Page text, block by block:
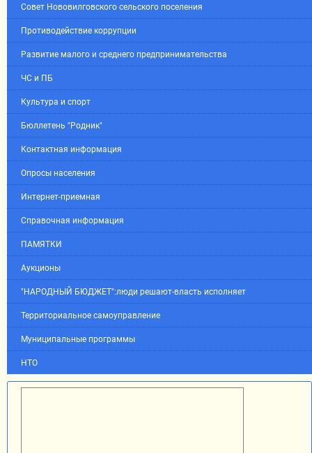
Совет Нововилговского сельского поселения
Противодействие коррупции
Развитие малого и среднего предпринимательства
ЧС и ПБ
Культура и спорт
Бюллетень "Родник"
Контактная информация
Опросы населения
Интернет-приемная
Справочная информация
ПАМЯТКИ
Аукционы
"НАРОДНЫЙ БЮДЖЕТ":люди решают-власть исполняет
Территориальное самоуправление
Муниципальные программы
НТО